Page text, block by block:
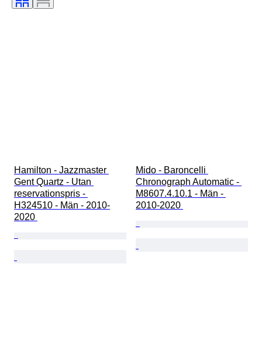
Kraftreserv
Hamilton - Jazzmaster
Gent Quartz - Utan
reservationspris -
H324510 - Män - 2010-
2020
Mido - Baroncelli
Chronograph Automatic -
M8607.4.10.1 - Män -
2010-2020